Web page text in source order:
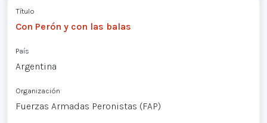
Título
Con Perón y con las balas
País
Argentina
Organización
Fuerzas Armadas Peronistas (FAP)